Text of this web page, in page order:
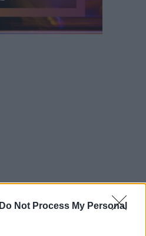
Do Not Process My Personal